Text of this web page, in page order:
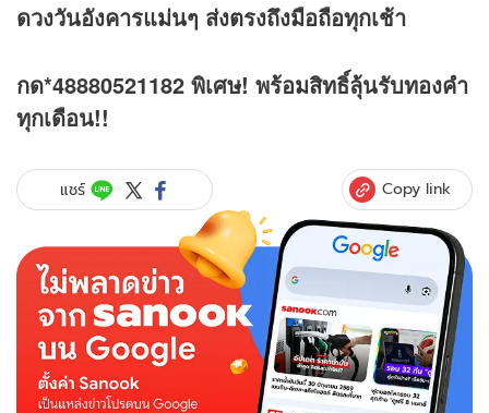
ดวงวันอังคารแม่นๆ ส่งตรงถึงมือถือทุกเช้า
กด*48880521182 พิเศษ! พร้อมสิทธิ์ลุ้นรับทองคำ
ทุกเดือน!!
แชร์ Copy link